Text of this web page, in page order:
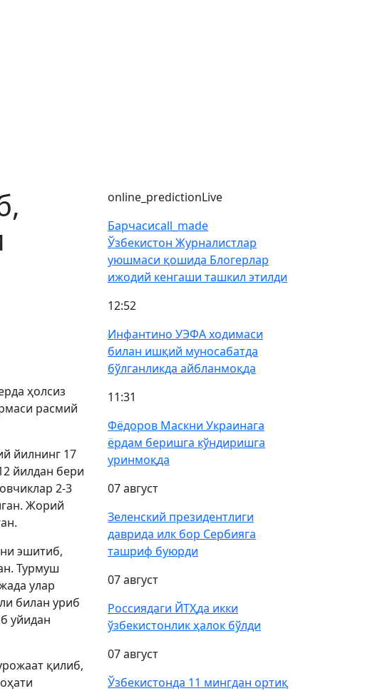
ҳолсиз
расмий
йилнинг 17
йилдан бери
2-3
Жорий
эшитиб,
Турмуш
улар
билан уриб
уйидан
қилиб,
online_predictionLive
Барчасиcall_made
Ўзбекистон Журналистлар
уюшмаси қошида Блогерлар
ижодий кенгаши ташкил этилди
12:52
Инфантино УЭФА ходимаси
билан ишқий муносабатда
бўлганликда айбланмоқда
11:31
Фёдоров Маскни Украинага
ёрдам беришга кўндиришга
уринмоқда
07 август
Зеленский президентлиги
даврида илк бор Сербияга
ташриф буюрди
07 август
Россиядаги ЙТҲда икки
ўзбекистонлик ҳалок бўлди
07 август
Ўзбекистонда 11 мингдан ортиқ